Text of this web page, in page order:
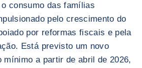
consumo das famílias
pelo crescimento do
por reformas fiscais e pela
Está previsto um novo
mínimo a partir de abril de 2026,